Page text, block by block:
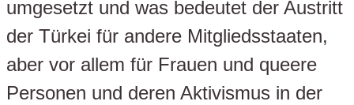
umgesetzt und was bedeutet der Austritt
der Türkei für andere Mitgliedsstaaten,
aber vor allem für Frauen und queere
Personen und deren Aktivismus in der